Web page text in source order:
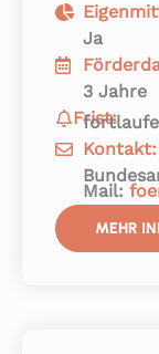
Ja
3 Jahre
Frist:
Kontakt:
Mail:
MEHR